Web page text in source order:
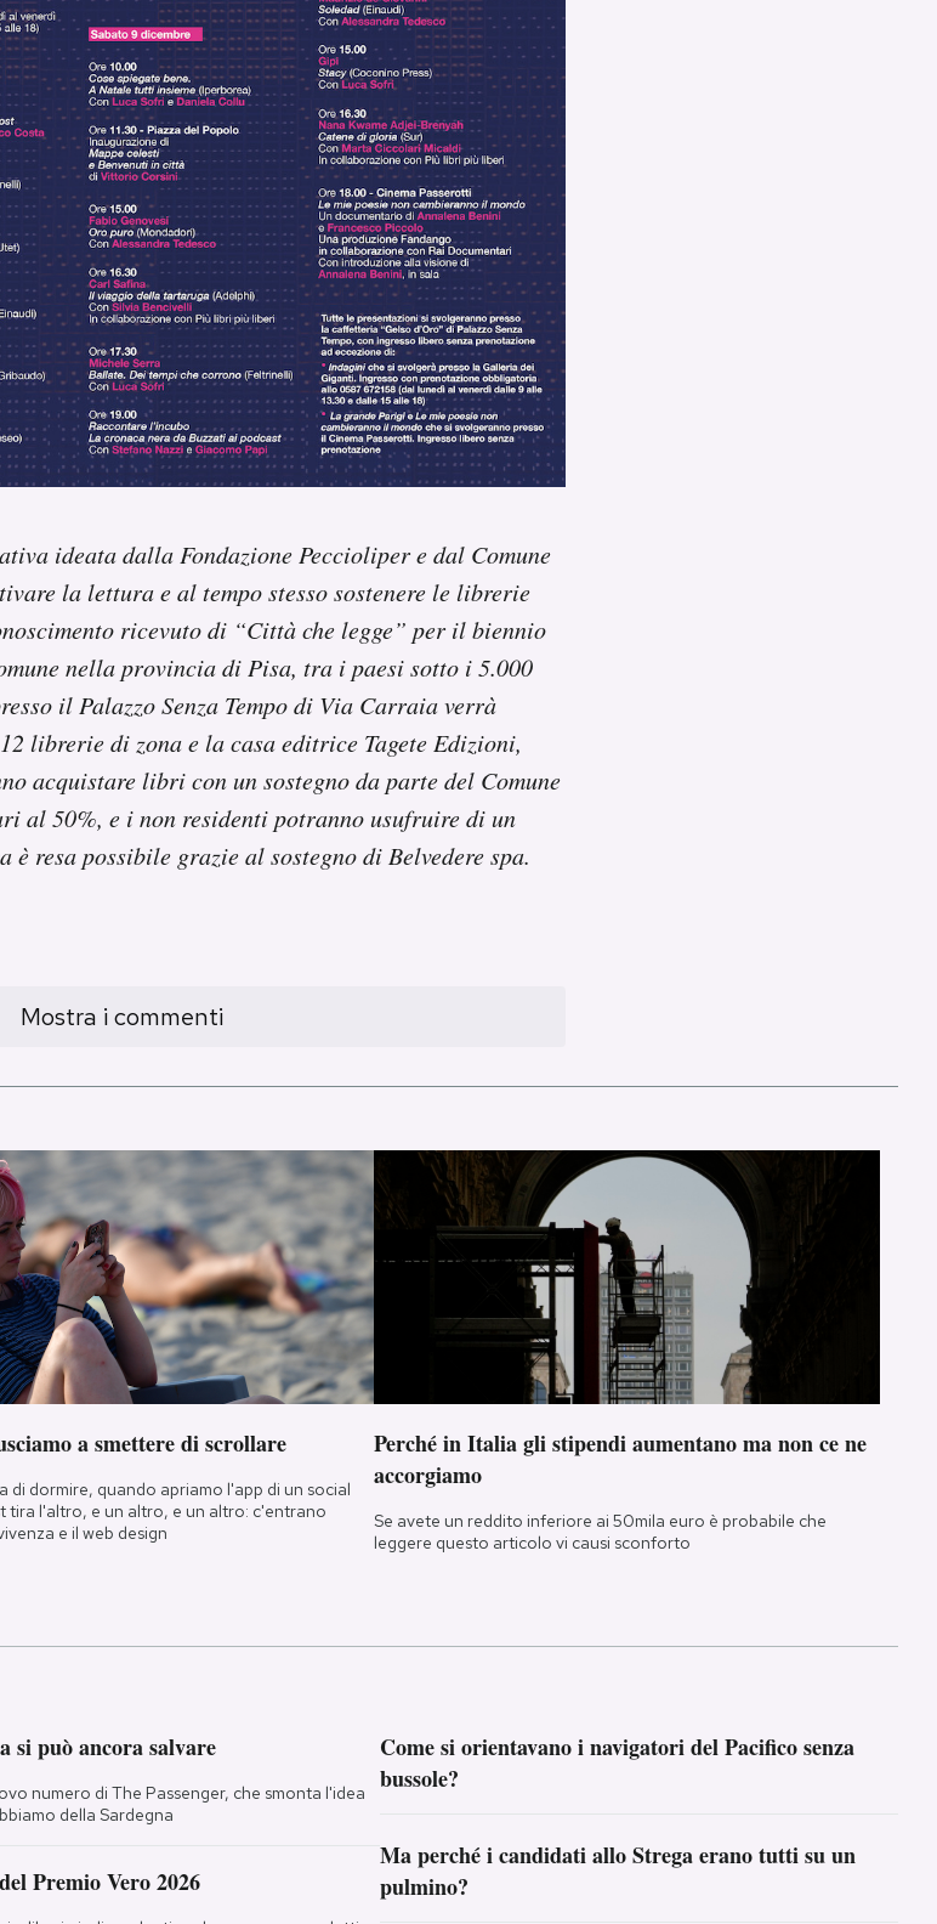
ideata dalla Fondazione Peccioliper e dal Comune
la lettura e al tempo stesso sostenere le librerie
ricevuto di “Città che legge” per il biennio
nella provincia di Pisa, tra i paesi sotto i 5.000
il Palazzo Senza Tempo di Via Carraia verrà
librerie di zona e la casa editrice Tagete Edizioni,
acquistare libri con un sostegno da parte del Comune
al 50%, e i non residenti potranno usufruire di un
resa possibile grazie al sostegno di Belvedere spa.
Mostra i commenti
a smettere di scrollare
di dormire, quando apriamo l'app di un social
tira l'altro, e un altro, e un altro: c'entrano
e il web design
Perché in Italia gli stipendi aumentano ma non ce ne
accorgiamo
Se avete un reddito inferiore ai 50mila euro è probabile che
leggere questo articolo vi causi sconforto
si può ancora salvare
numero di The Passenger, che smonta l'idea
della Sardegna
Premio Vero 2026
Come si orientavano i navigatori del Pacifico senza
bussole?
Ma perché i candidati allo Strega erano tutti su un
pulmino?